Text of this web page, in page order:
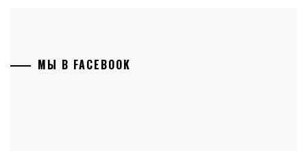
МЫ В FACEBOOK